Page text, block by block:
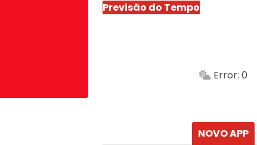
Previsão do Tempo
Min.
Error: 0
NOVO APP